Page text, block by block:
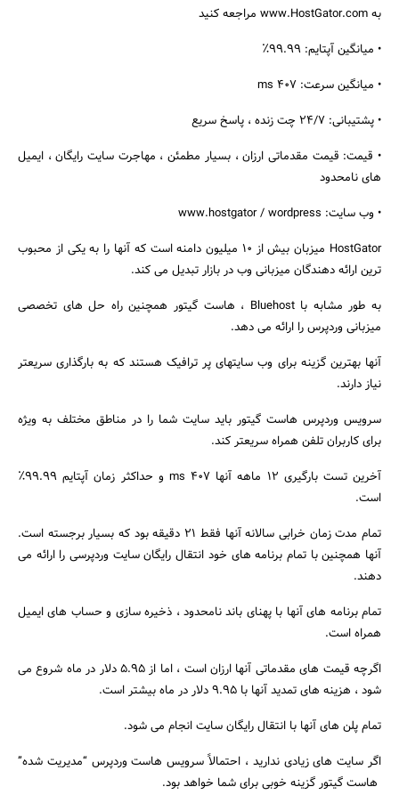
به www.HostGator.com مراجعه کنید
• میانگین آپتایم: 99.99٪
• میانگین سرعت: 407 ms
• پشتیبانی: 24/7 چت زنده ، پاسخ سریع
• قیمت: قیمت مقدماتی ارزان ، بسیار مطمئن ، مهاجرت سایت رایگان ، ایمیل
های نامحدود
• وب سایت: www.hostgator / wordpress
HostGator میزبان بیش از 10 میلیون دامنه است که آنها را به یکی از محبوب
ترین ارائه دهندگان میزبانی وب در بازار تبدیل می کند.
به طور مشابه با Bluehost ، هاست گیتور همچنین راه حل های تخصصی
میزبانی وردپرس را ارائه می دهد.
آنها بهترین گزینه برای وب سایتهای پر ترافیک هستند که به بارگذاری سریعتر
نیاز دارند.
سرویس وردپرس هاست گیتور باید سایت شما را در مناطق مختلف به ویژه
برای کاربران تلفن همراه سریعتر کند.
آخرین تست بارگیری 12 ماهه آنها 407 ms و حداکثر زمان آپتایم 99.99٪
است.
تمام مدت زمان خرابی سالانه آنها فقط 21 دقیقه بود که بسیار برجسته است.
آنها همچنین با تمام برنامه های خود انتقال رایگان سایت وردپرسی را ارائه می
دهند.
تمام برنامه های آنها با پهنای باند نامحدود ، ذخیره سازی و حساب های ایمیل
همراه است.
اگرچه قیمت های مقدماتی آنها ارزان است ، اما از 5.95 دلار در ماه شروع می
شود ، هزینه های تمدید آنها با 9.95 دلار در ماه بیشتر است.
تمام پلن های آنها با انتقال رایگان سایت انجام می شود.
اگر سایت های زیادی ندارید ، احتمالاً سرویس هاست وردپرس “مدیریت شده”
هاست گیتور گزینه خوبی برای شما خواهد بود.